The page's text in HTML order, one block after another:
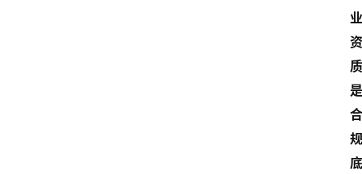
业
资
质
是
合
规
底